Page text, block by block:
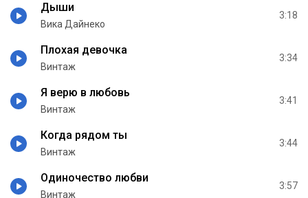
Дыши
Вика Дайнеко
3:18
Плохая девочка
Винтаж
3:34
Я верю в любовь
Винтаж
3:41
Когда рядом ты
Винтаж
3:44
Одиночество любви
Винтаж
3:57